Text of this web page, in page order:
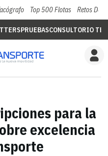
Top 500 Flotas Retos Del
PRUEBASCONSULTORIO
para la
excelencia